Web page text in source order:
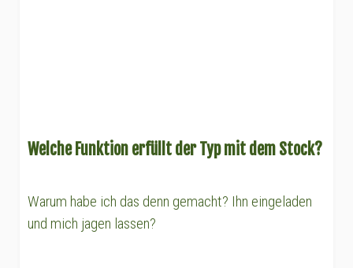
Welche Funktion erfüllt der Typ mit dem Stock?
Warum habe ich das denn gemacht? Ihn eingeladen
und mich jagen lassen?